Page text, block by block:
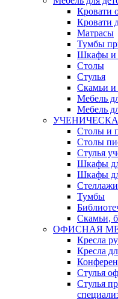
Кровати
Кровати
Матрасы
Тумбы
Шкафы и
Столы
Стулья
Скамьи и
Мебель
Мебель
Столы и
Столы
Стулья
Шкафы
Шкафы
Стеллажи
Тумбы
Скамьи,
ОФИСНАЯ
Кресла
Кресла
Стулья
Стулья